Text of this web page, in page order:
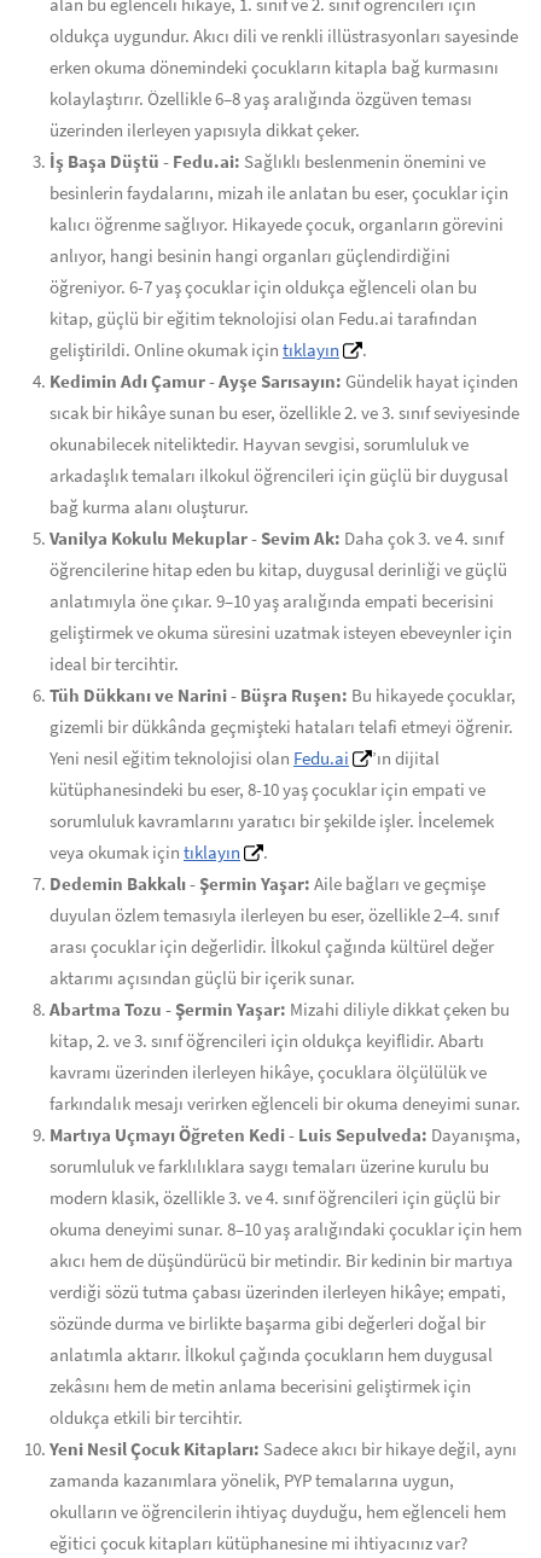
alan bu eğlenceli hikâye, 1. sınıf ve 2. sınıf öğrencileri için
oldukça uygundur. Akıcı dili ve renkli illüstrasyonları sayesinde
erken okuma dönemindeki çocukların kitapla bağ kurmasını
kolaylaştırır. Özellikle 6–8 yaş aralığında özgüven teması
üzerinden ilerleyen yapısıyla dikkat çeker.
İş Başa Düştü - Fedu.ai: Sağlıklı beslenmenin önemini ve
besinlerin faydalarını, mizah ile anlatan bu eser, çocuklar için
kalıcı öğrenme sağlıyor. Hikayede çocuk, organların görevini
anlıyor, hangi besinin hangi organları güçlendirdiğini
öğreniyor. 6-7 yaş çocuklar için oldukça eğlenceli olan bu
kitap, güçlü bir eğitim teknolojisi olan Fedu.ai tarafından
geliştirildi. Online okumak için tıklayın
.
Kedimin Adı Çamur - Ayşe Sarısayın: Gündelik hayat içinden
sıcak bir hikâye sunan bu eser, özellikle 2. ve 3. sınıf seviyesinde
okunabilecek niteliktedir. Hayvan sevgisi, sorumluluk ve
arkadaşlık temaları ilkokul öğrencileri için güçlü bir duygusal
bağ kurma alanı oluşturur.
Vanilya Kokulu Mekuplar - Sevim Ak: Daha çok 3. ve 4. sınıf
öğrencilerine hitap eden bu kitap, duygusal derinliği ve güçlü
anlatımıyla öne çıkar. 9–10 yaş aralığında empati becerisini
geliştirmek ve okuma süresini uzatmak isteyen ebeveynler için
ideal bir tercihtir.
Tüh Dükkanı ve Narini - Büşra Ruşen: Bu hikayede çocuklar,
gizemli bir dükkânda geçmişteki hataları telafi etmeyi öğrenir.
Yeni nesil eğitim teknolojisi olan Fedu.ai
’ın dijital
kütüphanesindeki bu eser, 8-10 yaş çocuklar için empati ve
sorumluluk kavramlarını yaratıcı bir şekilde işler. İncelemek
veya okumak için tıklayın
.
Dedemin Bakkalı - Şermin Yaşar: Aile bağları ve geçmişe
duyulan özlem temasıyla ilerleyen bu eser, özellikle 2–4. sınıf
arası çocuklar için değerlidir. İlkokul çağında kültürel değer
aktarımı açısından güçlü bir içerik sunar.
Abartma Tozu - Şermin Yaşar: Mizahi diliyle dikkat çeken bu
kitap, 2. ve 3. sınıf öğrencileri için oldukça keyiflidir. Abartı
kavramı üzerinden ilerleyen hikâye, çocuklara ölçülülük ve
farkındalık mesajı verirken eğlenceli bir okuma deneyimi sunar.
Martıya Uçmayı Öğreten Kedi - Luis Sepulveda: Dayanışma,
sorumluluk ve farklılıklara saygı temaları üzerine kurulu bu
modern klasik, özellikle 3. ve 4. sınıf öğrencileri için güçlü bir
okuma deneyimi sunar. 8–10 yaş aralığındaki çocuklar için hem
akıcı hem de düşündürücü bir metindir. Bir kedinin bir martıya
verdiği sözü tutma çabası üzerinden ilerleyen hikâye; empati,
sözünde durma ve birlikte başarma gibi değerleri doğal bir
anlatımla aktarır. İlkokul çağında çocukların hem duygusal
zekâsını hem de metin anlama becerisini geliştirmek için
oldukça etkili bir tercihtir.
Yeni Nesil Çocuk Kitapları: Sadece akıcı bir hikaye değil, aynı
zamanda kazanımlara yönelik, PYP temalarına uygun,
okulların ve öğrencilerin ihtiyaç duyduğu, hem eğlenceli hem
eğitici çocuk kitapları kütüphanesine mi ihtiyacınız var?